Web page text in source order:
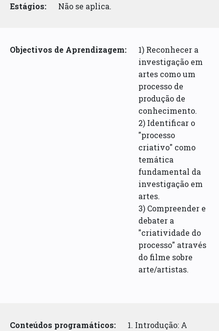
Estágios:
Não se aplica.
Objectivos de Aprendizagem:
1) Reconhecer a
investigação em
artes como um
processo de
produção de
conhecimento.
2) Identificar o
"processo
criativo" como
temática
fundamental da
investigação em
artes.
3) Compreender e
debater a
"criatividade do
processo" através
do filme sobre
arte/artistas.
Conteúdos programáticos:
1. Introdução: A